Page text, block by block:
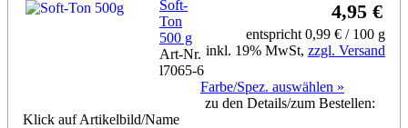
4,95 €
entspricht 0,99 € / 100 g
inkl. 19% MwSt, zzgl. Versand
Soft-
Ton
500 g
Art-Nr.
l7065-6
Farbe/Spez. auswählen »
zu den Details/zum Bestellen:
Klick auf Artikelbild/Name